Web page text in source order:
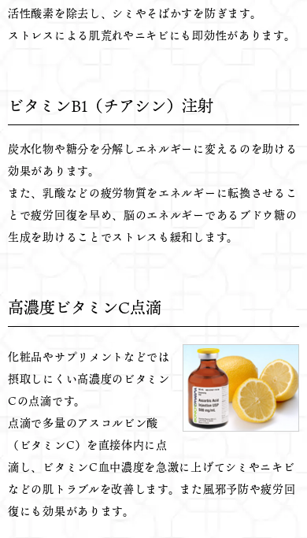
活性酸素を除去し、シミやそばかすを防ぎます。
ストレスによる肌荒れやニキビにも即効性があります。
ビタミンB1（チアシン）注射
炭水化物や糖分を分解しエネルギーに変えるのを助ける
効果があります。
また、乳酸などの疲労物質をエネルギーに転換させるこ
とで疲労回復を早め、脳のエネルギーであるブドウ糖の
生成を助けることでストレスも緩和します。
高濃度ビタミンC点滴
化粧品やサプリメントなどでは
摂取しにくい高濃度のビタミン
Cの点滴です。
点滴で多量のアスコルビン酸
（ビタミンC）を直接体内に点
滴し、ビタミンC血中濃度を急激に上げてシミやニキビ
などの肌トラブルを改善します。また風邪予防や疲労回
復にも効果があります。